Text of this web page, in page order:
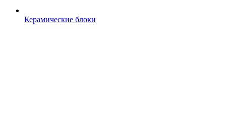
Керамические блоки